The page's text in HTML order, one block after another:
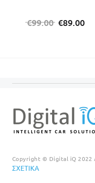
€99.00 Original
€89.00
Copyright © Digital iQ 2022
ΣΧΕΤΙΚΆ